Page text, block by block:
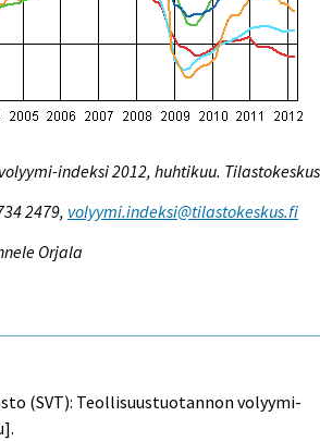
indeksi 2012, huhtikuu. Tilastokeskus
2479, volyymi.indeksi@tilastokeskus.fi
Orjala
(SVT): Teollisuustuotannon volyymi-